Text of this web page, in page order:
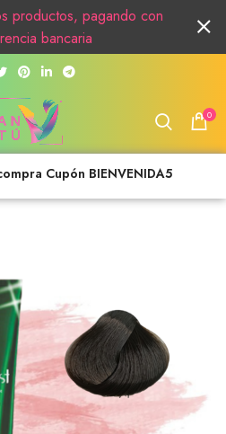
0
Cupón BIENVENIDA5
productos, pagando con
bancaria